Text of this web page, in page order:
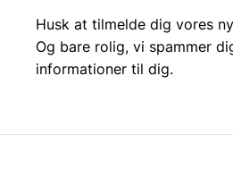
Husk at tilmelde dig vores
Og bare rolig, vi spammer
informationer til dig.